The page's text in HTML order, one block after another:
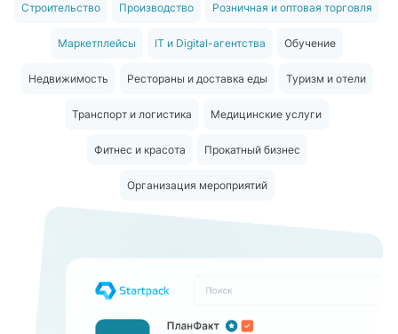
Строительство Производство Розничная и оптовая торговля
Маркетплейсы IT и Digital-агентства Обучение
Недвижимость Рестораны и доставка еды Туризм и отели
Транспорт и логистика Медицинские услуги
Фитнес и красота Прокатный бизнес
Организация мероприятий